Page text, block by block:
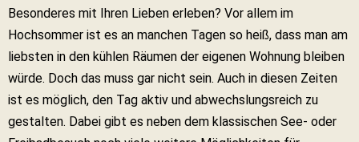
Besonderes mit Ihren Lieben erleben? Vor allem im
Hochsommer ist es an manchen Tagen so heiß, dass man am
liebsten in den kühlen Räumen der eigenen Wohnung bleiben
würde. Doch das muss gar nicht sein. Auch in diesen Zeiten
ist es möglich, den Tag aktiv und abwechslungsreich zu
gestalten. Dabei gibt es neben dem klassischen See- oder